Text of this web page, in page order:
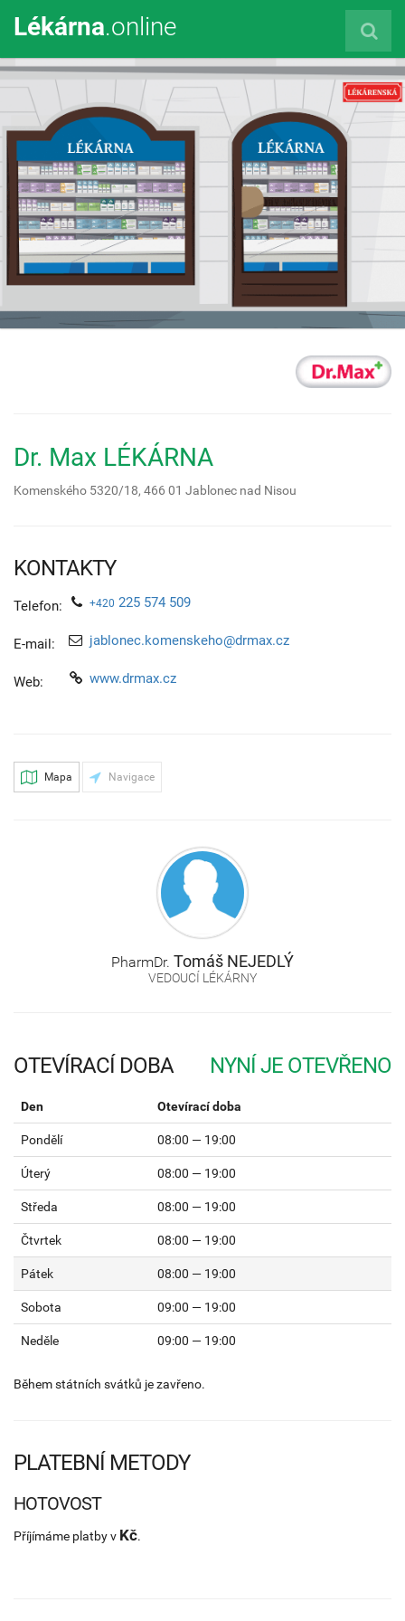
Lékárna.online
Dr. Max LÉKÁRNA
Komenského 5320/18, 466 01 Jablonec nad Nisou
KONTAKTY
Telefon: +420 225 574 509
E-mail: jablonec.komenskeho@drmax.cz
Web: www.drmax.cz
Mapa Navigace
PharmDr. Tomáš NEJEDLÝ
VEDOUCÍ LÉKÁRNY
OTEVÍRACÍ DOBA
Den Otevírací doba
Pondělí 08:00 — 19:00
Úterý 08:00 — 19:00
Středa 08:00 — 19:00
Čtvrtek 08:00 — 19:00
Pátek 08:00 — 19:00
Sobota 09:00 — 19:00
Neděle 09:00 — 19:00
Během státních svátků je zavřeno.
PLATEBNÍ METODY
HOTOVOST
Příjímáme platby v Kč.